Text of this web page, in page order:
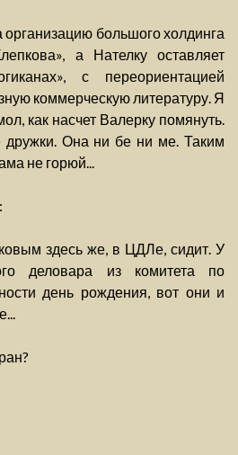
большого холдинга
а Нателку оставляет
с переориентацией
коммерческую литературу. Я
как насчет Валерку помянуть.
Она ни бе ни ме. Таким
не горюй...
здесь же, в ЦДЛе, сидит. У
деловара из комитета по
день рождения, вот они и